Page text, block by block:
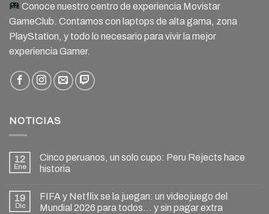
Conoce nuestro centro de experiencia Movistar
GameClub. Contamos con laptops de alta gama, zona
PlayStation, y todo lo necesario para vivir la mejor
experiencia Gamer.
NOTICIAS
12
Ene
Cinco peruanos, un solo cupo: Peru Rejects hace
historia
19
Dic
FIFA y Netflix se la juegan: un videojuego del
Mundial 2026 para todos… y sin pagar extra